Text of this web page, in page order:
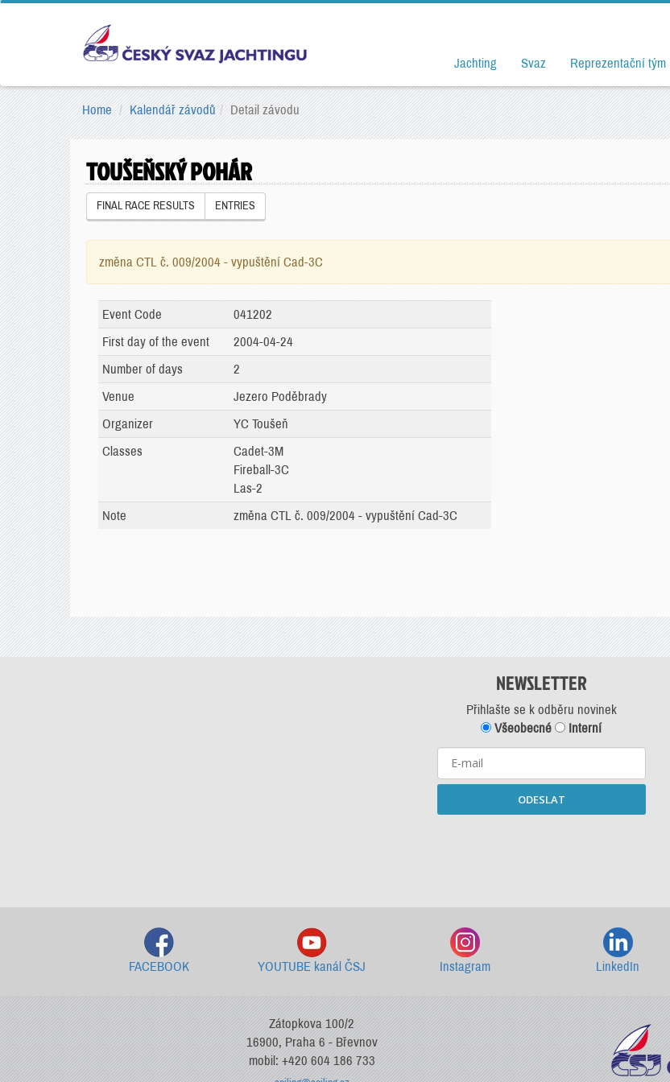
Jachting Svaz Reprezentační tým
Home Kalendář závodů Detail závodu
TOUŠEŇSKÝ POHÁR
FINAL RACE RESULTS ENTRIES
změna CTL č. 009/2004 - vypuštění Cad-3C
Event Code
041202
First day of the event
2004-04-24
Number of days
2
Venue
Jezero Poděbrady
Organizer
YC Toušeň
Classes
Cadet-3M
Fireball-3C
Las-2
Note
změna CTL č. 009/2004 - vypuštění Cad-3C
NEWSLETTER
Přihlašte se k odběru novinek
Všeobecné
Interní
ODESLAT
FACEBOOK YOUTUBE kanál ČSJ Instagram LinkedIn
Zátopkova 100/2
16900, Praha 6 - Břevnov
mobil: +420 604 186 733